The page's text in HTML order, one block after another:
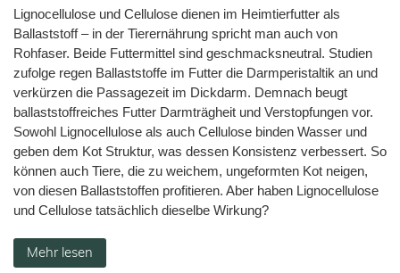
Fleisch
und
Teigwaren
Molkereiprodukte
Süßwaren
Instantprodukte
/
JELUCEL®
PF
–
Cellulose
JELUCEL®
Pflanzenfasern
BF
Bambusfaser
JELUCEL®
WF
–
Weizenfaser
OF
–
Haferfaser
Futtermittel
Schweine
Geflügel
Kälber
Kaninchen
Heimtiernahrung
Hunde
Katzen
Katzenstreu
Kleintiere
Großtiere
Geflügelzucht
Produkte
und
Tiernahrung
JELUVET®
Lignocellulose
Tiereinstreu
Cosycat®
COSYFLOCK®
JELUDRY®
Anwendungen
Bauchemie
Mörtel
Putz
Fliesenkleber
Bodenbeläge
Wood-
Plastic-
Composite
Kunststoffe
Reinigungsmittel
Produkte
Funktionelle
Cellulose
JELUCEL
T1
JELUCEL
HM
JELUCEL
Funktionelle
Holzfaserstoffe
JELUXYL
JELUXYL
HW
JELUXYL
WEHO
Sonstige
Über uns
Unternehmensgeschichte
Karriere
Herstellung
Zertifikate
Vertriebspartner
Impressum
Aktuelles
Shop
Lignocellulose und Cellulose dienen im Heimtierfutter als
Ballaststoff – in der Tierernährung spricht man auch von
Rohfaser. Beide Futtermittel sind geschmacksneutral. Studien
zufolge regen Ballaststoffe im Futter die Darmperistaltik an und
verkürzen die Passagezeit im Dickdarm. Demnach beugt
ballaststoffreiches Futter Darmträgheit und Verstopfungen vor.
Sowohl Lignocellulose als auch Cellulose binden Wasser und
geben dem Kot Struktur, was dessen Konsistenz verbessert. So
können auch Tiere, die zu weichem, ungeformten Kot neigen,
von diesen Ballaststoffen profitieren. Aber haben Lignocellulose
und Cellulose tatsächlich dieselbe Wirkung?
Mehr lesen